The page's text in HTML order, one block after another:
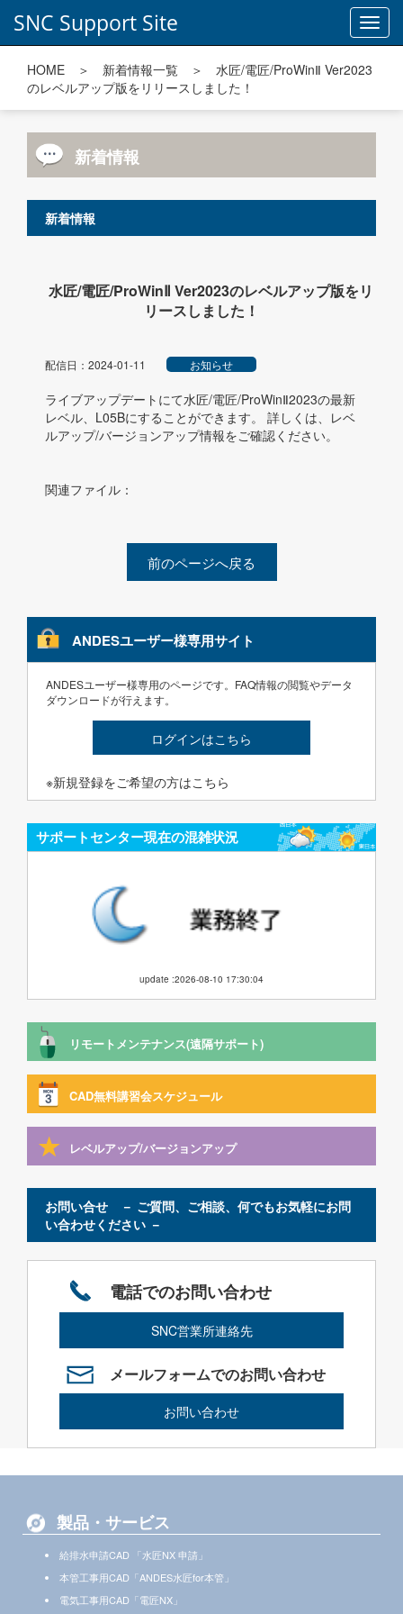
SNC Support Site
HOME ＞ 新着情報一覧 ＞ 水匠/電匠/ProWinⅡ Ver2023
のレベルアップ版をリリースしました！
新着情報
新着情報
水匠/電匠/ProWinⅡ Ver2023のレベルアップ版をリ
リースしました！
配信日：2024-01-11 お知らせ
ライブアップデートにて水匠/電匠/ProWinⅡ2023の最新
レベル、L05Bにすることができます。 詳しくは、レベ
ルアップ/バージョンアップ情報をご確認ください。
関連ファイル：
前のページへ戻る
ANDESユーザー様専用サイト
ANDESユーザー様専用のページです。FAQ情報の閲覧やデータ
ダウンロードが行えます。
ログインはこちら
※新規登録をご希望の方はこちら
サポートセンター現在の混雑状況
update :2026-08-10 17:30:04
リモートメンテナンス(遠隔サポート)
CAD無料講習会スケジュール
レベルアップ/バージョンアップ
お問い合せ － ご質問、ご相談、何でもお気軽にお問
い合わせください －
電話でのお問い合わせ
SNC営業所連絡先
メールフォームでのお問い合わせ
お問い合わせ
製品・サービス
給排水申請CAD 「水匠NX 申請」
本管工事用CAD「ANDES水匠for本管」
電気工事用CAD「電匠NX」